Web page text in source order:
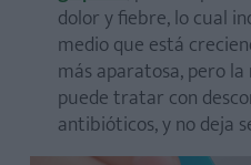
dolor y fiebre, lo cual
medio que está
más aparatosa, pero
puede tratar con
antibióticos, y no deja